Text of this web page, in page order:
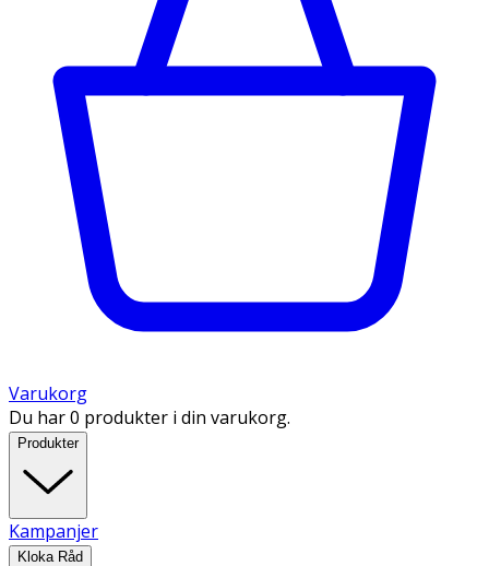
Varukorg
Du har 0 produkter i din varukorg.
Produkter
Kampanjer
Kloka Råd